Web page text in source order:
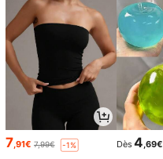
7,91€ 7,99€ -1% Dès 4,69€